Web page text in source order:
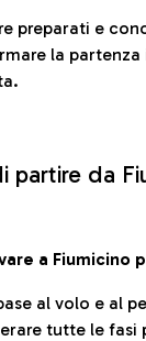
preparati e
la partenza
partire da
a Fiumicino
al volo e al
tutte le fasi